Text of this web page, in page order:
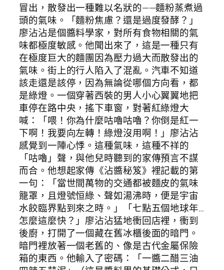
冒出，散發出一種難以名狀的——麵粉蒸煮過
頭的氣味。「麵粉焦慮？還是過度發酵？」
廖沾沾是個醬料學家，對所有食物相關的氣
味都極度敏感。他聞出來了，這是一種只有
在極度巨大的麵團因為壓力過大而散發出的
氣味。街上的行人陷入了混亂。汽車不知道
該走還是該停，因為無論從哪個方向看，都
是綠燈。一個穿著西裝的男人小心翼翼地把
車停在路中央，搖下車窗，對著紅綠燈大
喊：「喂！你為什麼咕嚕咕嚕？你倒是紅一
下啊！我要向左轉！綠燈沒用啊！」廖沾沾
感覺到一陣心悸。這種氣味，這種不祥的
「咕嚕」聲，與他兒時聽到的家傳預言不謀
而合。他想起家傳《沾醬秘笈》裡記載的第
一句：「當世間萬物的交通都被麵皮的氣味
籠罩，且燈號恒綠、聲如湯沸時，便是宇宙
水餃臨界點到來之時。」「七點五個地球年…
怎麼這麼快？」廖沾沾猛地衝回店裡，衝到
後廚，打開了一個藏在舊冰櫃後面的暗門。
暗門裡放著一個老舊的、像是古代金屬保險
箱的東西。他輸入了密碼：「一醬二醋三油